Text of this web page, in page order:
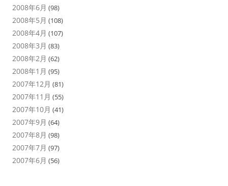
2008年6月 (98)
2008年5月 (108)
2008年4月 (107)
2008年3月 (83)
2008年2月 (62)
2008年1月 (95)
2007年12月 (81)
2007年11月 (55)
2007年10月 (41)
2007年9月 (64)
2007年8月 (98)
2007年7月 (97)
2007年6月 (56)